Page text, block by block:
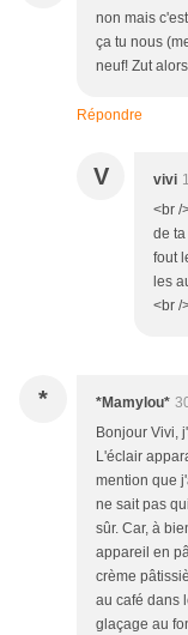
non mais
ça tu nous
neuf! Zut
Répondre
V vivi
<br /
de
fout
les
<br /
* *Mamylou*
Bonjour Vivi,
L'éclair
mention que
ne sait pas
sûr. Car, à
appareil en
crème
au café dans
glaçage au